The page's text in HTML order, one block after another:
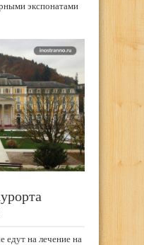
экспонатами
едут на лечение на